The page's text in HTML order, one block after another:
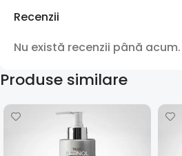
Recenzii
Nu există recenzii până acum.
Produse similare